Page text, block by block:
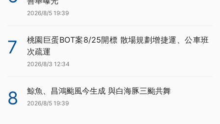
2026/8/5 19:39
7
桃園巨蛋BOT案8/25開標 散場規劃增捷運、公車班
次疏運
2026/8/3 12:34
8 鯨魚、昌鴻颱風今生成 與白海豚三颱共舞
2026/8/5 19:39